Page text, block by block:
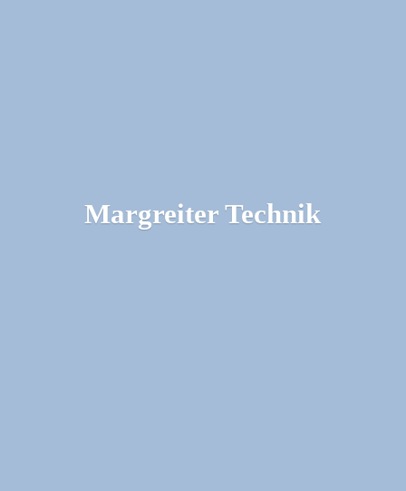
Margreiter Technik